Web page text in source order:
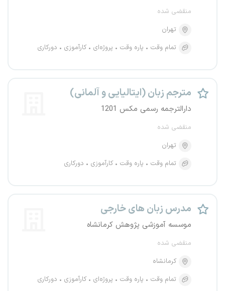
منقضی شده
تهران
تمام وقت
پاره وقت پروژه‌ای کارآموزی دورکاری
مترجم زبان (ایتالیایی و آلمانی)
دارالترجمه رسمی مکس 1201
منقضی شده
تهران
تمام وقت
پاره وقت کارآموزی دورکاری
مدرس زبان های خارجی
موسسه آموزشی پژوهش کرمانشاه
منقضی شده
کرمانشاه
تمام وقت
پاره وقت پروژه‌ای کارآموزی دورکاری